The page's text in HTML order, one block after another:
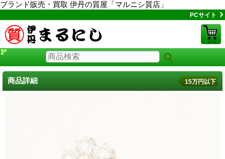
ブランド販売・買取 伊丹の質屋「マルニシ質店」
PCサイト
商品詳細 15万円以下